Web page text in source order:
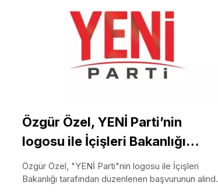
Özgür Özel, YENİ Parti’nin
logosu ile İçişleri Bakanlığı
tarafından verilen alındı
belgesini paylaştı
Özgür Özel, "YENİ Parti"nin logosu ile İçişleri
Bakanlığı tarafından düzenlenen başvurunun alındı